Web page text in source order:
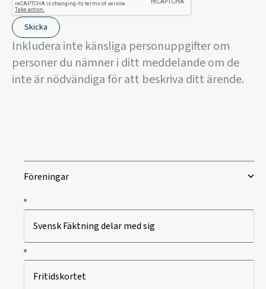
Skicka
Inkludera inte känsliga personuppgifter om
personer du nämner i ditt meddelande om de
inte är nödvändiga för att beskriva ditt ärende.
Föreningar
Svensk Fäktning delar med sig
Fritidskortet